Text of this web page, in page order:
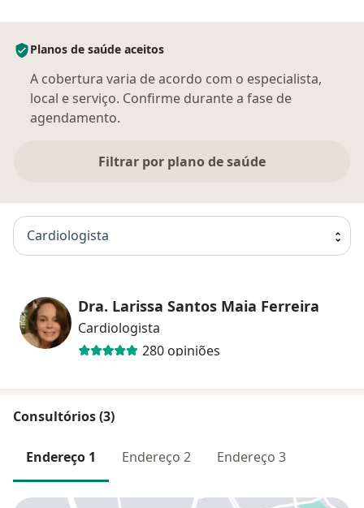
Planos de saúde aceitos
A cobertura varia de acordo com o especialista,
local e serviço. Confirme durante a fase de
agendamento.
Filtrar por plano de saúde
Cardiologista
Dra. Larissa Santos Maia Ferreira
Cardiologista
280 opiniões
Consultórios (3)
Endereço 1 Endereço 2 Endereço 3